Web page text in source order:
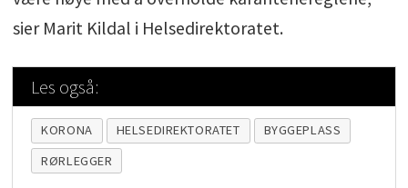
sier Marit Kildal i Helsedirektoratet.
Les også:
KORONA HELSEDIREKTORATET
BYGGEPLASS
RØRLEGGER